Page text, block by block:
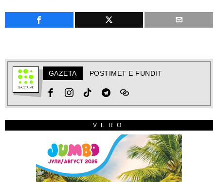
GAZETA POSTIMET E FUNDIT
VERO